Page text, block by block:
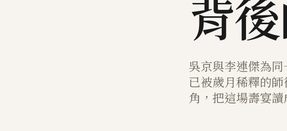
背
吳京與李連傑為
已被歲月稀釋的
角，把這場壽宴